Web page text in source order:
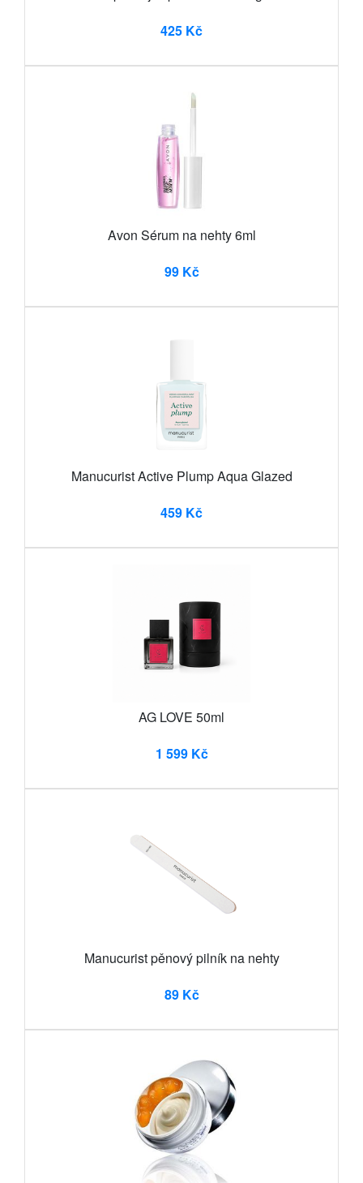
425 Kč
Avon Sérum na nehty 6ml
99 Kč
Manucurist Active Plump Aqua Glazed
459 Kč
AG LOVE 50ml
1 599 Kč
Manucurist pěnový pilník na nehty
89 Kč